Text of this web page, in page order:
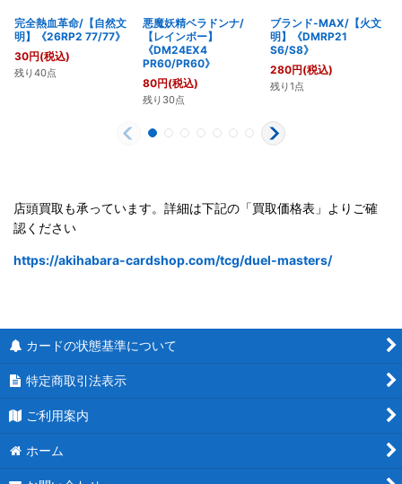
完全熱血革命/【自然文
明】《26RP2 77/77》
30円(税込)
残り40点
悪魔妖精ベラドンナ/
【レインボー】
《DM24EX4
PR60/PR60》
80円(税込)
残り30点
ブランド-MAX/【火文
明】《DMRP21
S6/S8》
280円(税込)
残り1点
店頭買取も承っています。詳細は下記の「買取価格表」よりご確
認ください
https://akihabara-cardshop.com/tcg/duel-masters/
カードの状態基準について
特定商取引法表示
ご利用案内
ホーム